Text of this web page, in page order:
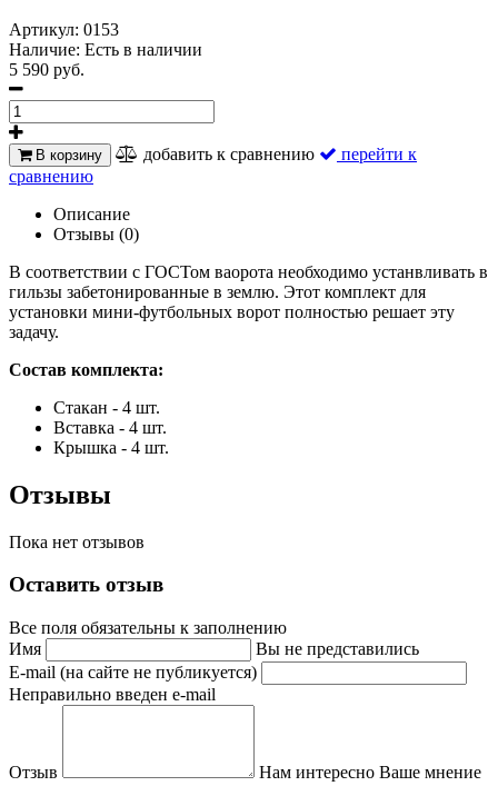
Артикул: 0153
Наличие: Есть в наличии
5 590 руб.
В корзину добавить к сравнению
перейти к
сравнению
Описание
Отзывы (0)
В соответствии с ГОСТом ваорота необходимо устанвливать в
гильзы забетонированные в землю. Этот комплект для
установки мини-футбольных ворот полностью решает эту
задачу.
Состав комплекта:
Стакан - 4 шт.
Вставка - 4 шт.
Крышка - 4 шт.
Отзывы
Пока нет отзывов
Оставить отзыв
Все поля обязательны к заполнению
Имя
Вы не представились
E-mail (на сайте не публикуется)
Неправильно введен e-mail
Отзыв
Нам интересно Ваше мнение